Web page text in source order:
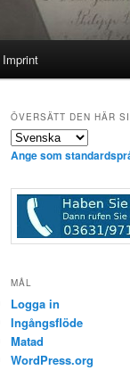
Imprint
ÖVERSÄTT DEN HÄR
Ange som
MÅL
Logga in
Ingångsflöde
Matad
WordPress.org